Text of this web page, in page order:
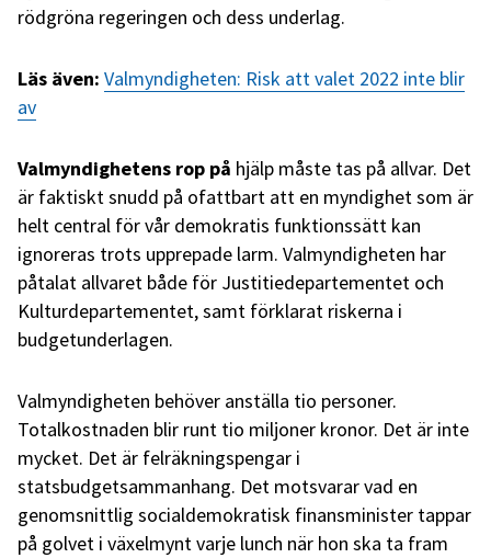
rödgröna regeringen och dess underlag.
Läs även: Valmyndigheten: Risk att valet 2022 inte blir
av
Valmyndighetens rop på hjälp måste tas på allvar. Det
är faktiskt snudd på ofattbart att en myndighet som är
helt central för vår demokratis funktionssätt kan
ignoreras trots upprepade larm. Valmyndigheten har
påtalat allvaret både för Justitiedepartementet och
Kulturdepartementet, samt förklarat riskerna i
budgetunderlagen.
Valmyndigheten behöver anställa tio personer.
Totalkostnaden blir runt tio miljoner kronor. Det är inte
mycket. Det är felräkningspengar i
statsbudgetsammanhang. Det motsvarar vad en
genomsnittlig socialdemokratisk finansminister tappar
på golvet i växelmynt varje lunch när hon ska ta fram